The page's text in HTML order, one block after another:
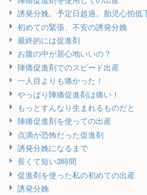
誘発分娩。予定日超過。胎児心拍低
初めての緊張、不安の誘発分娩
最終的には促進剤
お腹の中が居心地いいの？
陣痛促進剤でのスピード出産
一人目よりも痛かった！
やっぱり陣痛促進剤は痛い！
もっとすんなり生まれるものだと
陣痛促進剤を使っての出産
点滴が恐怖だった促進剤
誘発分娩になるまで
長くて短い3時間
促進剤を使った私の初めての出産
誘発分娩